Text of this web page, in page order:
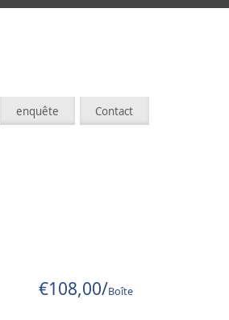
enquête Contact
€108,00/Boîte